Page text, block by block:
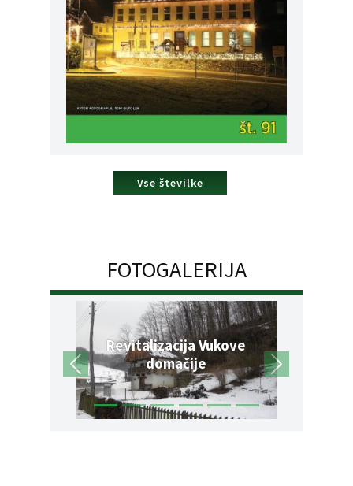
Vse številke
FOTOGALERIJA
Revitalizacija Vukove
domačije